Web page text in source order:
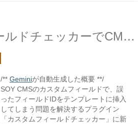
カスタムフィールドチェッカーでCMSタグのチェックを追加しました
/** Geminiが自動生成した概要 **/
SOY CMSのカスタムフィールドで、誤
ったフィールドIDをテンプレートに挿入
してしまう問題を解決するプラグイン
「カスタムフィールドチェッカー」に新